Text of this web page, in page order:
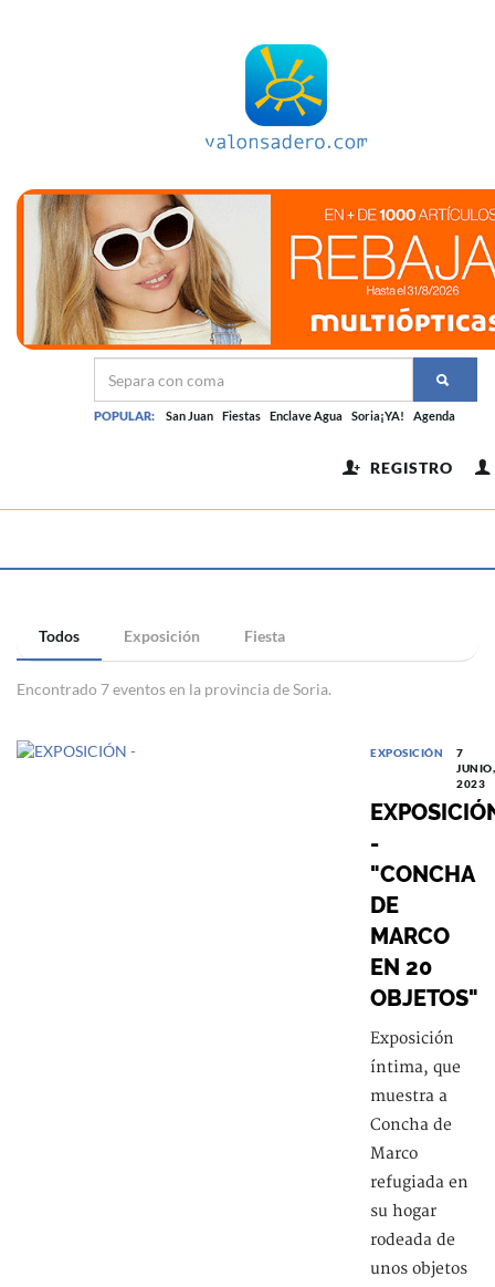
POPULAR: San Juan Fiestas Enclave Agua Soria¡YA! Agenda
REGISTRO
Todos Exposición Fiesta
Encontrado 7 eventos en la provincia de Soria.
EXPOSICIÓN
7
JUNIO,
2023
-
"CONCHA
DE
MARCO
EN 20
OBJETOS"
Exposición
íntima, que
muestra a
Concha de
Marco
refugiada en
su hogar
rodeada de
unos objetos